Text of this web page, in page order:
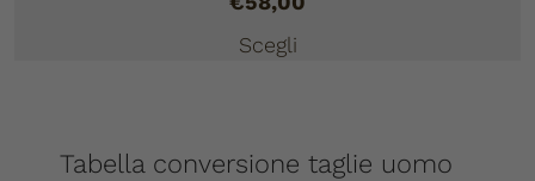
Scegli
Tabella conversione taglie uomo